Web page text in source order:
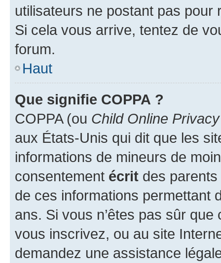
utilisateurs ne postant pas pour
Si cela vous arrive, tentez de
forum.
Haut
Que signifie COPPA ?
COPPA (ou Child Online
aux États-Unis qui dit que les
informations de mineurs de
consentement écrit des parents
de ces informations permettant
ans. Si vous n’êtes pas sûr
vous inscrivez, ou au site
demandez une assistance